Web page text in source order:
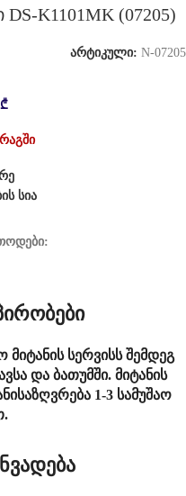
K1101MK (07205)
არტიკული: N-07205
₾
სია
სერვისს შემდეგ
და ბათუმში. მიტანის
1-3 სამუშაო